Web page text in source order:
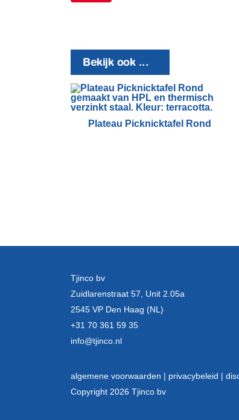
Bekijk ook ...
Plateau Picknicktafel Rond
Tjinco bv
Zuidlarenstraat 57, Unit 2.05a
2545 VP Den Haag (NL)
+31 70 361 59 35
info@tjinco.nl
algemene voorwaarden | privacybeleid |
Copyright 2026 Tjinco bv